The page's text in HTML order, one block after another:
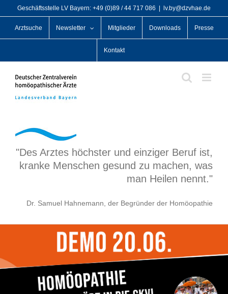
Inhalt
springen
Geschäftsstelle LV Bayern: +49 (0)89 / 44 717 086 lv.by@dzvhae.de
Arztsuche Newsletter Mitglieder Downloads Presse
Kontakt
"Des Arztes höchster und einziger Beruf ist,
kranke Menschen gesund zu machen, was
man Heilen nennt."
Dr. Samuel Hahnemann, der Begründer der Homöopathie